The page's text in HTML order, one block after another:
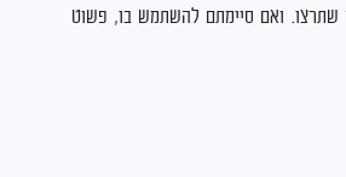
שתרצו. ואם סיימתם להשתמש בו, פשוט